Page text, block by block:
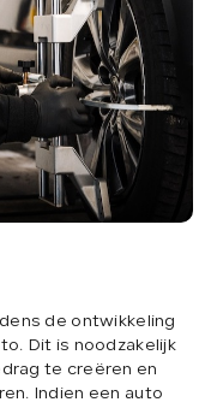
de ontwikkeling
Dit is noodzakelijk
te creëren en
Indien een auto